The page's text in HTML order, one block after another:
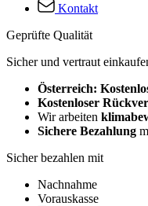
Kontakt
Geprüfte Qualität
Sicher und vertraut
Österreich:
Kostenloser
Wir arbeiten
Sichere Bezahlung
Sicher bezahlen mit
Nachnahme
Vorauskasse